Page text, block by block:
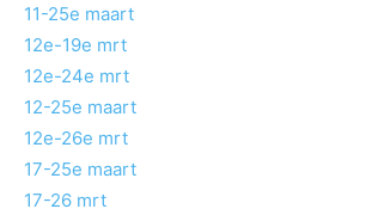
11-25e maart
12e-19e mrt
12e-24e mrt
12-25e maart
12e-26e mrt
17-25e maart
17-26 mrt